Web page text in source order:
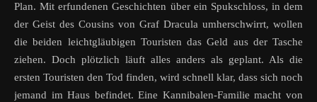
Plan. Mit erfundenen Geschichten über ein Spukschloss, in dem
der Geist des Cousins von Graf Dracula umherschwirrt, wollen
die beiden leichtgläubigen Touristen das Geld aus der Tasche
ziehen. Doch plötzlich läuft alles anders als geplant. Als die
ersten Touristen den Tod finden, wird schnell klar, dass sich noch
jemand im Haus befindet. Eine Kannibalen-Familie macht von